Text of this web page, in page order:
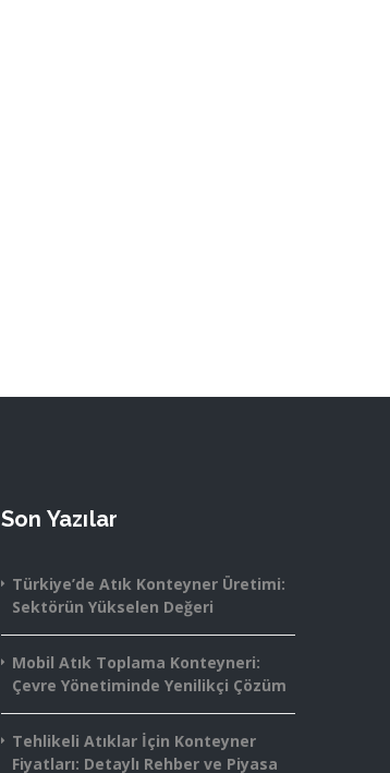
Son Yazılar
Türkiye’de Atık Konteyner Üretimi:
Sektörün Yükselen Değeri
Mobil Atık Toplama Konteyneri:
Çevre Yönetiminde Yenilikçi Çözüm
Tehlikeli Atıklar İçin Konteyner
Fiyatları: Detaylı Rehber ve Piyasa